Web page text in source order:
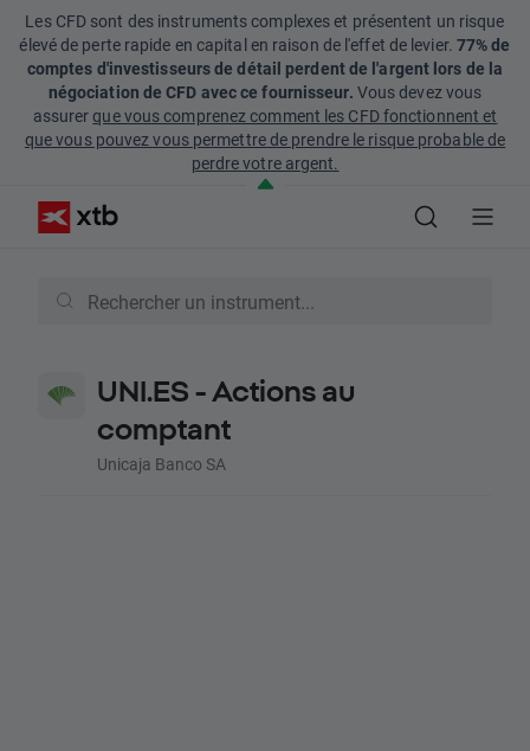
Les CFD sont des instruments complexes et présentent un risque
élevé de perte rapide en capital en raison de l'effet de levier. 77% de
comptes d'investisseurs de détail perdent de l'argent lors de la
négociation de CFD avec ce fournisseur. Vous devez vous
assurerque vous comprenez comment les CFD fonctionnent et
que vous pouvez vous permettre de prendre le risque probable de
perdre votre argent.
UNI.ES - Actions au
comptant
Unicaja Banco SA